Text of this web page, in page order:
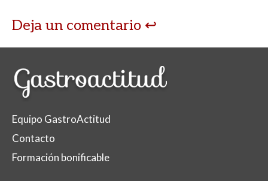
Deja un comentario
Equipo GastroActitud
Contacto
Formación bonificable